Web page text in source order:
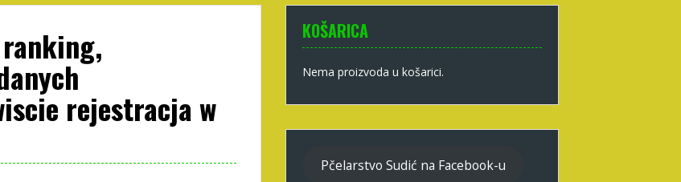
rejestracja w
KOŠARICA
Nema proizvoda u košarici.
Pčelarstvo Sudić na Facebook-u